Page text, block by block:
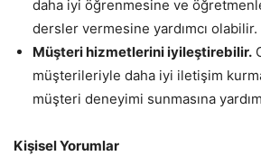
daha iyi öğrenmesine ve
dersler vermesine yardımcı olabilir.
Müşteri hizmetlerini iyileştirebilir.
müşterileriyle daha iyi iletişim
müşteri deneyimi sunmasına
Kişisel Yorumlar